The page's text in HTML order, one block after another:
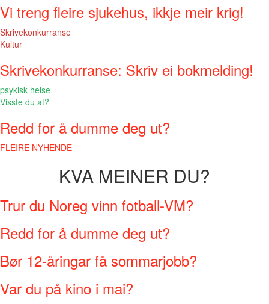
Vi treng fleire sjukehus, ikkje meir krig!
Skrivekonkurranse
Kultur
Skrivekonkurranse: Skriv ei bokmelding!
psykisk helse
Visste du at?
Redd for å dumme deg ut?
FLEIRE NYHENDE
KVA MEINER DU?
Trur du Noreg vinn fotball-VM?
Redd for å dumme deg ut?
Bør 12-åringar få sommarjobb?
Var du på kino i mai?